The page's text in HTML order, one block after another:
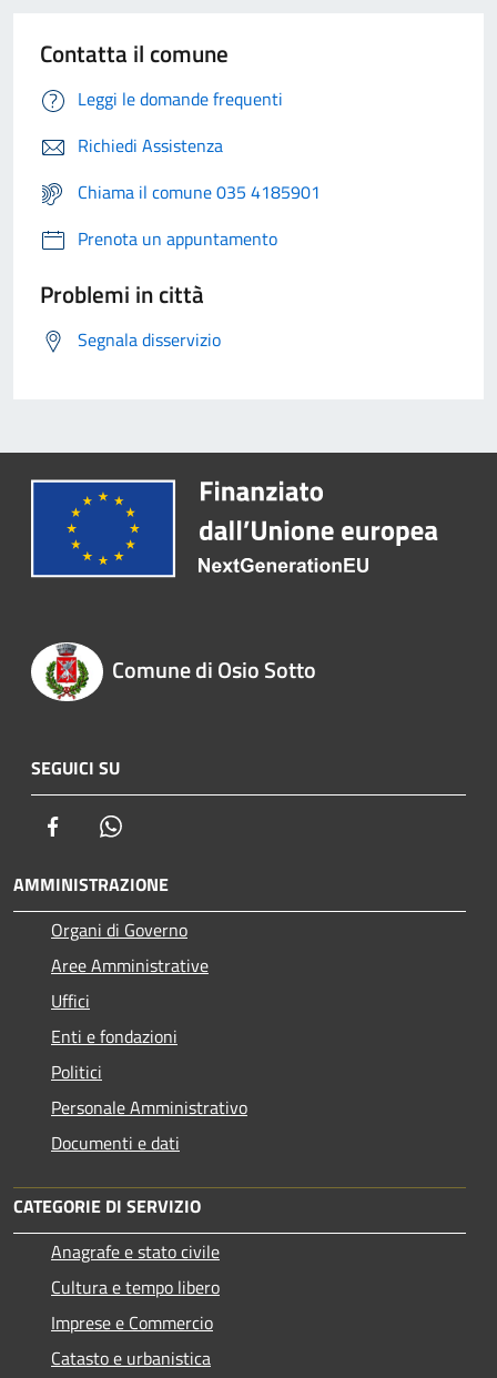
Contatta il comune
Leggi le domande frequenti
Richiedi Assistenza
Chiama il comune 035 4185901
Prenota un appuntamento
Problemi in città
Segnala disservizio
Comune di Osio Sotto
SEGUICI SU
Facebook
AMMINISTRAZIONE
Organi di Governo
Aree Amministrative
Uffici
Enti e fondazioni
Politici
Personale Amministrativo
Documenti e dati
CATEGORIE DI SERVIZIO
Anagrafe e stato civile
Cultura e tempo libero
Imprese e Commercio
Catasto e urbanistica